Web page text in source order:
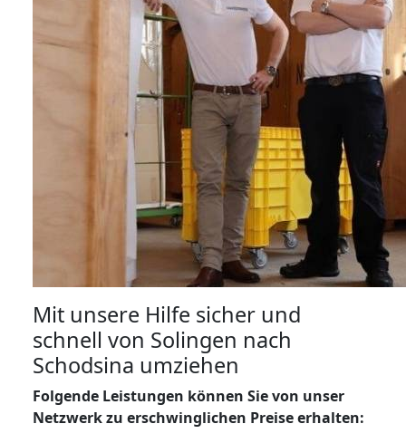
Mit unsere Hilfe sicher und
schnell von Solingen nach
Schodsina umziehen
Folgende Leistungen können Sie von unser
Netzwerk zu erschwinglichen Preise erhalten: